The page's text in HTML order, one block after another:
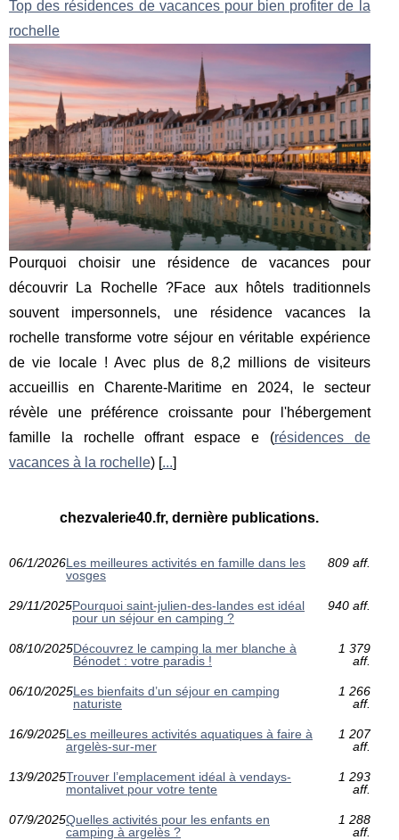
Top des résidences de vacances pour bien profiter de la
rochelle
Pourquoi choisir une résidence de vacances pour
découvrir La Rochelle ?Face aux hôtels traditionnels
souvent impersonnels, une résidence vacances la
rochelle transforme votre séjour en véritable expérience
de vie locale ! Avec plus de 8,2 millions de visiteurs
accueillis en Charente-Maritime en 2024, le secteur
révèle une préférence croissante pour l'hébergement
famille la rochelle offrant espace e (résidences de
vacances à la rochelle) [...]
chezvalerie40.fr, dernière publications.
06/1/2026Les meilleures activités en famille dans les
vosges
809 aff.
29/11/2025Pourquoi saint-julien-des-landes est idéal
pour un séjour en camping ?
940 aff.
08/10/2025Découvrez le camping la mer blanche à
Bénodet : votre paradis !
1 379
aff.
06/10/2025Les bienfaits d’un séjour en camping
naturiste
1 266
aff.
16/9/2025Les meilleures activités aquatiques à faire à
argelès-sur-mer
1 207
aff.
13/9/2025Trouver l’emplacement idéal à vendays-
montalivet pour votre tente
1 293
aff.
07/9/2025Quelles activités pour les enfants en
camping à argelès ?
1 288
aff.